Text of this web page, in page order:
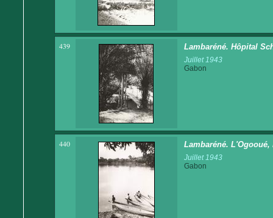
439 Lambaréné. Hôpital
Juillet 1943
Gabon
440 Lambaréné.
Juillet 1943
Gabon